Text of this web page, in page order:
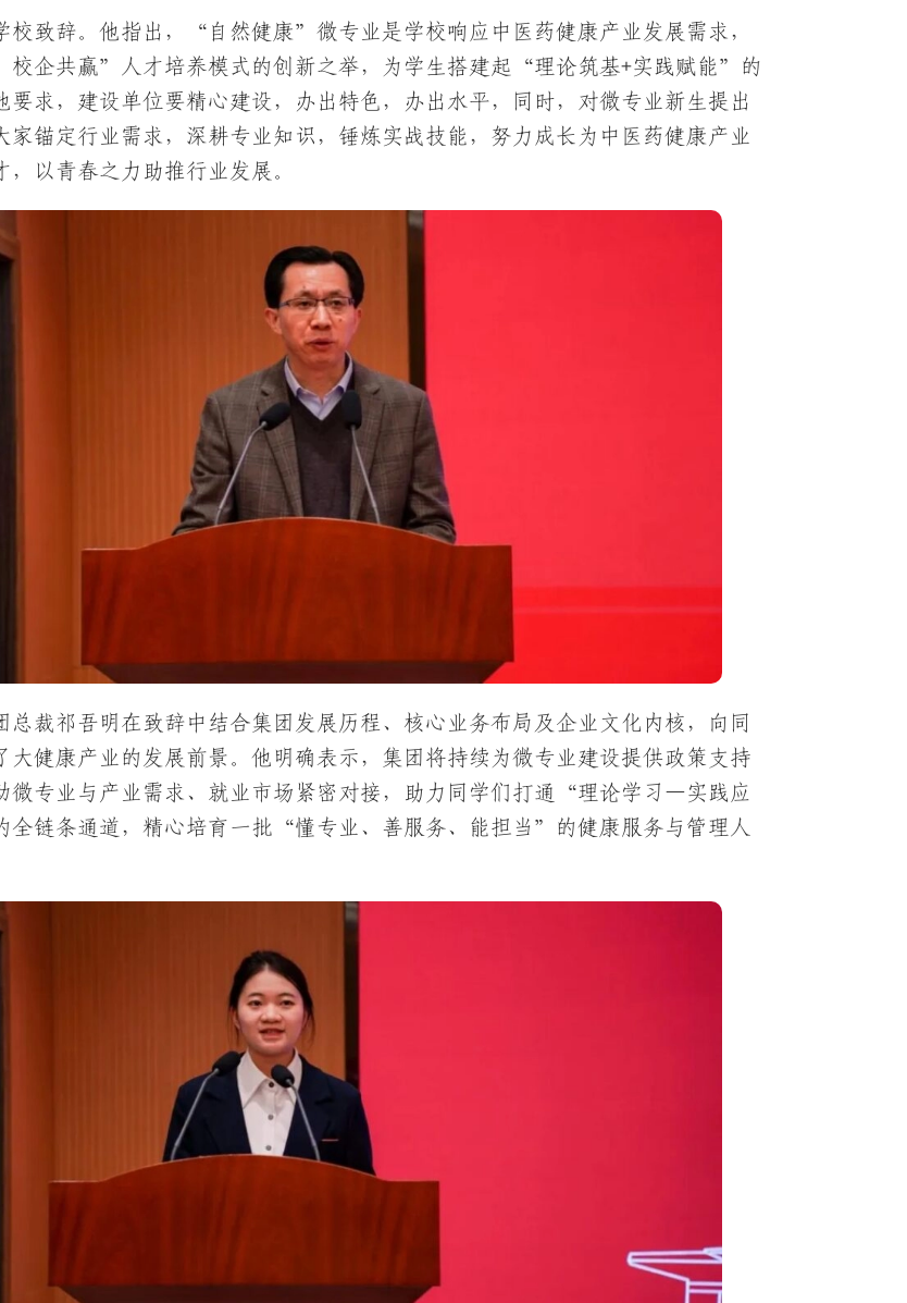
校致辞。他指出，“自然健康”微专业是学校响应中医药健康产业发展需求，
校企共赢”人才培养模式的创新之举，为学生搭建起“理论筑基+实践赋能”的
要求，建设单位要精心建设，办出特色，办出水平，同时，对微专业新生提出
家锚定行业需求，深耕专业知识，锤炼实战技能，努力成长为中医药健康产业
，以青春之力助推行业发展。
总裁祁吾明在致辞中结合集团发展历程、核心业务布局及企业文化内核，向同
大健康产业的发展前景。他明确表示，集团将持续为微专业建设提供政策支持
微专业与产业需求、就业市场紧密对接，助力同学们打通“理论学习—实践应
链条通道，精心培育一批“懂专业、善服务、能担当”的健康服务与管理人